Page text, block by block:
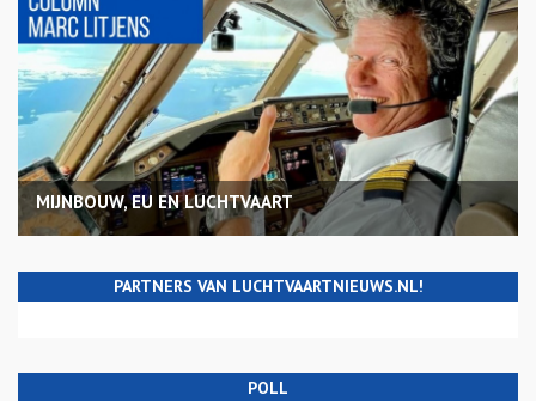
MIJNBOUW, EU EN LUCHTVAART
PARTNERS VAN LUCHTVAARTNIEUWS.NL!
POLL